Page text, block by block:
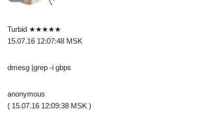
Turbid ★★★★★
15.07.16 12:07:48 MSK
dmesg |grep -i gbps
anonymous
( 15.07.16 12:09:38 MSK )